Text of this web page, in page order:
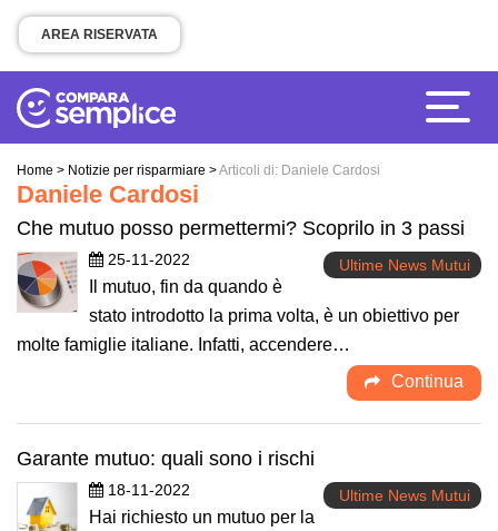
AREA RISERVATA
Home > Notizie per risparmiare >Articoli di: Daniele Cardosi
Daniele Cardosi
Che mutuo posso permettermi? Scoprilo in 3 passi
25-11-2022 Ultime News Mutui
Il mutuo, fin da quando è
stato introdotto la prima volta, è un obiettivo per
molte famiglie italiane. Infatti, accendere…
Continua
Garante mutuo: quali sono i rischi
18-11-2022 Ultime News Mutui
Hai richiesto un mutuo per la